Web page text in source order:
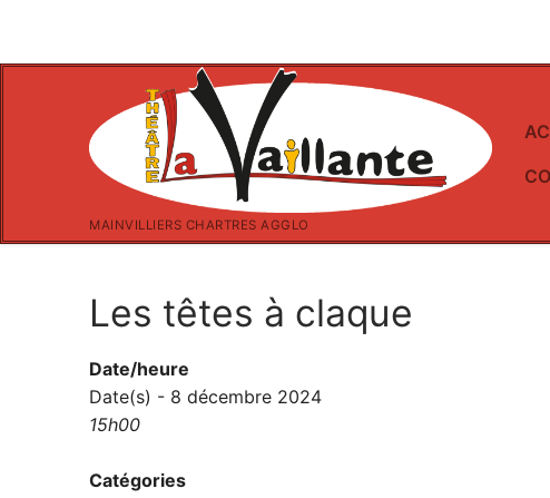
contenu
MAINVILLIERS CHARTRES AGGLO
Les têtes à claque
Date/heure
Date(s) - 8 décembre 2024
15h00
Catégories